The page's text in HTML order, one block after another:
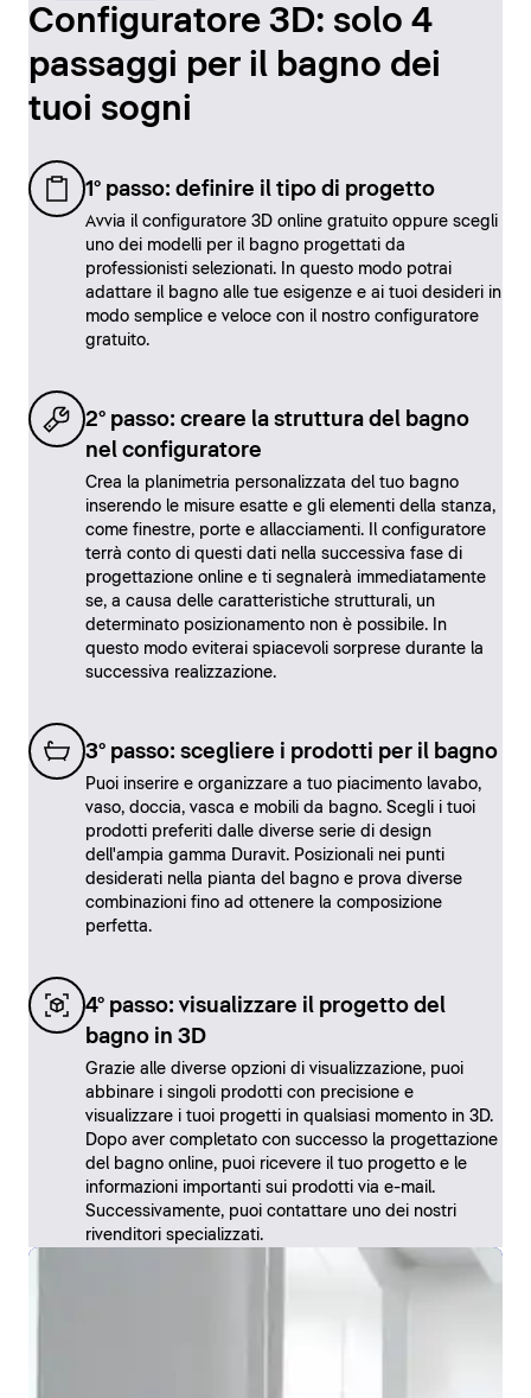
Configuratore 3D: solo 4
passaggi per il bagno dei
tuoi sogni
1° passo: definire il tipo di progetto
Avvia il configuratore 3D online gratuito oppure scegli
uno dei modelli per il bagno progettati da
professionisti selezionati. In questo modo potrai
adattare il bagno alle tue esigenze e ai tuoi desideri in
modo semplice e veloce con il nostro configuratore
gratuito.
2° passo: creare la struttura del bagno
nel configuratore
Crea la planimetria personalizzata del tuo bagno
inserendo le misure esatte e gli elementi della stanza,
come finestre, porte e allacciamenti. Il configuratore
terrà conto di questi dati nella successiva fase di
progettazione online e ti segnalerà immediatamente
se, a causa delle caratteristiche strutturali, un
determinato posizionamento non è possibile. In
questo modo eviterai spiacevoli sorprese durante la
successiva realizzazione.
3° passo: scegliere i prodotti per il bagno
Puoi inserire e organizzare a tuo piacimento lavabo,
vaso, doccia, vasca e mobili da bagno. Scegli i tuoi
prodotti preferiti dalle diverse serie di design
dell'ampia gamma Duravit. Posizionali nei punti
desiderati nella pianta del bagno e prova diverse
combinazioni fino ad ottenere la composizione
perfetta.
4° passo: visualizzare il progetto del
bagno in 3D
Grazie alle diverse opzioni di visualizzazione, puoi
abbinare i singoli prodotti con precisione e
visualizzare i tuoi progetti in qualsiasi momento in 3D.
Dopo aver completato con successo la progettazione
del bagno online, puoi ricevere il tuo progetto e le
informazioni importanti sui prodotti via e-mail.
Successivamente, puoi contattare uno dei nostri
rivenditori specializzati.